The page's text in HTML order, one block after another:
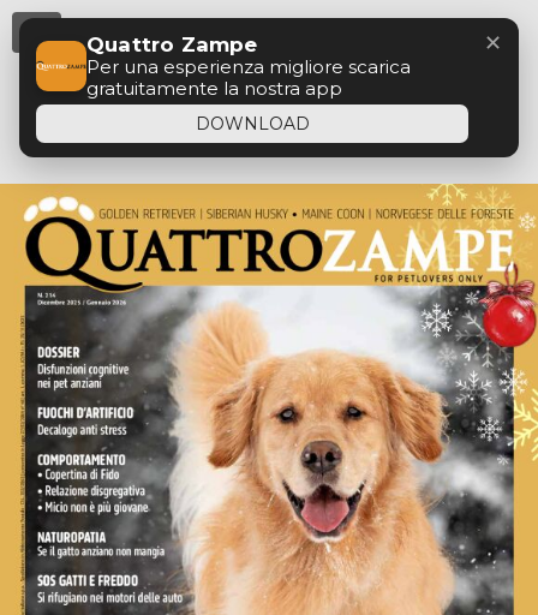
Quattro Zampe
Per una esperienza migliore scarica
gratuitamente la nostra app
DOWNLOAD
✕
Menu